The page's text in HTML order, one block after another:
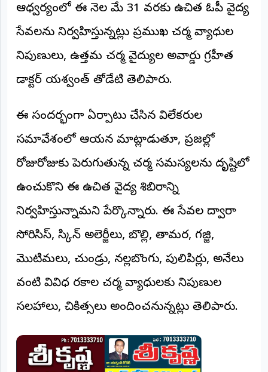
డెస్క్
(REPORTERS
DESK)
రిపోర్టర్లు
రిపోర్టర్‌గా
లాగిన్
(Login)
©
2026
NTODAY
NEWS
ప్రతి
పక్షం
ఆధ్వర్యంలో ఈ నెల మే 31 వరకు ఉచిత ఓపీ వైద్య
సేవలను నిర్వహిస్తున్నట్లు ప్రముఖ చర్మ వ్యాధుల
నిపుణులు, ఉత్తమ చర్మ వైద్యుల అవార్డు గ్రహీత
డాక్టర్ యశ్వంత్ తోడేటి తెలిపారు.
ఈ సందర్భంగా ఏర్పాటు చేసిన విలేకరుల
సమావేశంలో ఆయన మాట్లాడుతూ, ప్రజల్లో
రోజురోజుకు పెరుగుతున్న చర్మ సమస్యలను దృష్టిలో
ఉంచుకొని ఈ ఉచిత వైద్య శిబిరాన్ని
నిర్వహిస్తున్నామని పేర్కొన్నారు. ఈ సేవల ద్వారా
సోరియాసిస్, స్కిన్ అలెర్జీలు, బొల్లి, తామర, గజ్జి,
మొటిమలు, చుండ్రు, నల్లబొంగు, పులిపిర్లు, అనేలు
వంటి వివిధ రకాల చర్మ వ్యాధులకు నిపుణుల
సలహాలు, చికిత్సలు అందించనున్నట్లు తెలిపారు.